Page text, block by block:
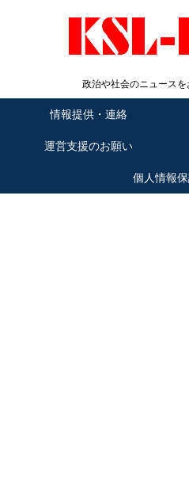
政治や社会のニュース
情報提供・連絡
運営支援のお願い
個人情報